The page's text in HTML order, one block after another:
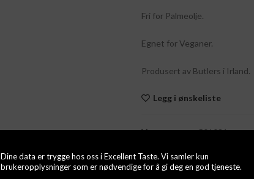
Fri for Palmeolje.
Egnet for Veganer.
Produsert av Butlers i Irland.
Legg i ønskeliste
Varenummer:501031
Kategori:
Ukategorisert
Share
Dine data er trygge hos oss i Excellent Taste. Vi samler kun
brukeropplysninger som er nødvendige for å gi deg en god tjeneste.